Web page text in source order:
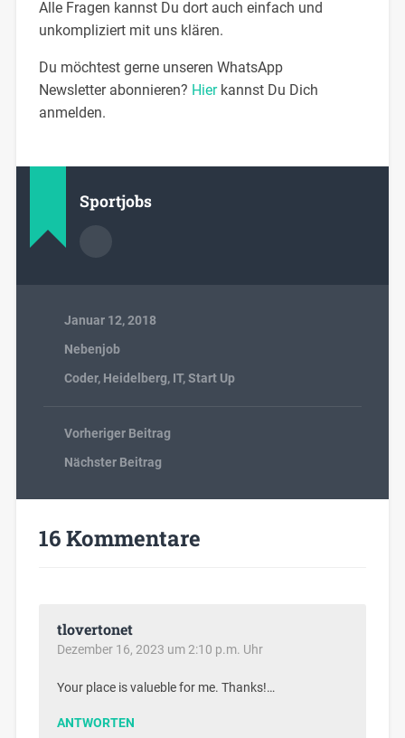
Alle Fragen kannst Du dort auch einfach und
unkompliziert mit uns klären.
Du möchtest gerne unseren WhatsApp
Newsletter abonnieren? Hier kannst Du Dich
anmelden.
Sportjobs
Januar 12, 2018
Nebenjob
Coder, Heidelberg, IT,Start Up
Vorheriger Beitrag
Nächster Beitrag
16 Kommentare
tlovertonet
Dezember 16, 2023 um 2:10 p.m. Uhr
Your place is valueble for me. Thanks!…
ANTWORTEN